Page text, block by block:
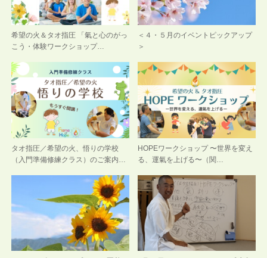
希望の火＆タオ指圧 「氣と心のがっ
こう・体験ワークショップ…
＜４・５月のイベントピックアップ
＞
タオ指圧／希望の火、悟りの学校
（入門準備修練クラス）のご案内…
HOPEワークショップ 〜世界を変え
る、運氣を上げる〜（関…